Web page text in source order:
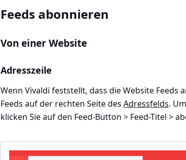
Feeds abonnieren
Von einer Website
Adresszeile
Wenn Vivaldi feststellt, dass die Website Feeds
Feeds auf der rechten Seite des Adressfelds.
klicken Sie auf den Feed-Button > Feed-Titel >